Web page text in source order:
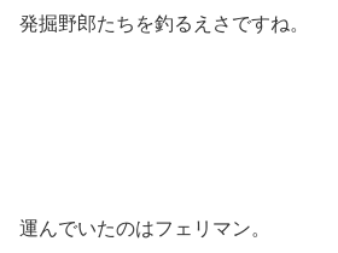
発掘野郎たちを釣るえさですね。
運んでいたのはフェリマン。